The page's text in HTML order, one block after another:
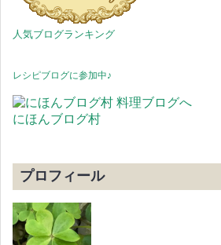
人気ブログランキング
レシピブログに参加中♪
にほんブログ村
プロフィール